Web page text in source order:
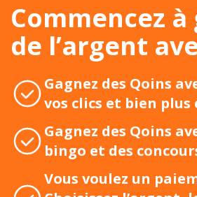
Commencez
de l’argent
Gagnez des Qoins
vos clics et bien plus
Gagnez des Qoins
bingo et des
Vous voulez un